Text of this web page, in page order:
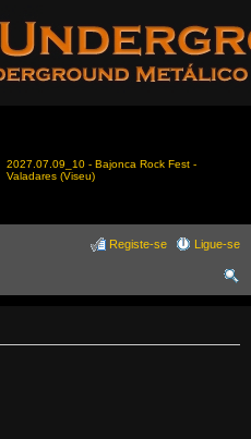
2027.07.09_10 - Bajonca Rock Fest -
Valadares (Viseu)
Ligue-se
Registe-se